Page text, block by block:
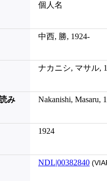
個人名
中西, 勝, 1924-
ナカニシ, マサル,
み Nakanishi, Masaru,
1924
NDL|00382840